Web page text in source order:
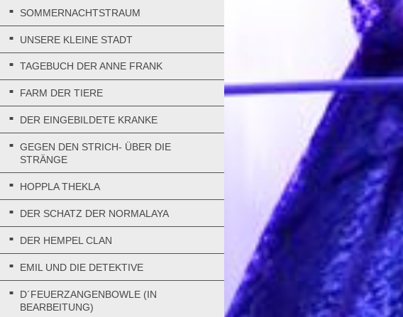
SOMMERNACHTSTRAUM
UNSERE KLEINE STADT
TAGEBUCH DER ANNE FRANK
FARM DER TIERE
DER EINGEBILDETE KRANKE
GEGEN DEN STRICH- ÜBER DIE
STRÄNGE
HOPPLA THEKLA
DER SCHATZ DER NORMALAYA
DER HEMPEL CLAN
EMIL UND DIE DETEKTIVE
D´FEUERZANGENBOWLE (IN
BEARBEITUNG)